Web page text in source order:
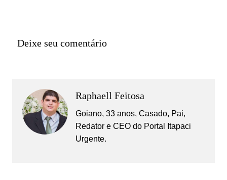
Deixe seu comentário
Raphaell Feitosa
Goiano, 33 anos, Casado, Pai,
Redator e CEO do Portal Itapaci
Urgente.